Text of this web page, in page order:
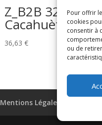
Pour offrir
cookies
consentir à
ou de
Z_B2B 320-
Cacahuètes
36,63 €
Mentions Légales